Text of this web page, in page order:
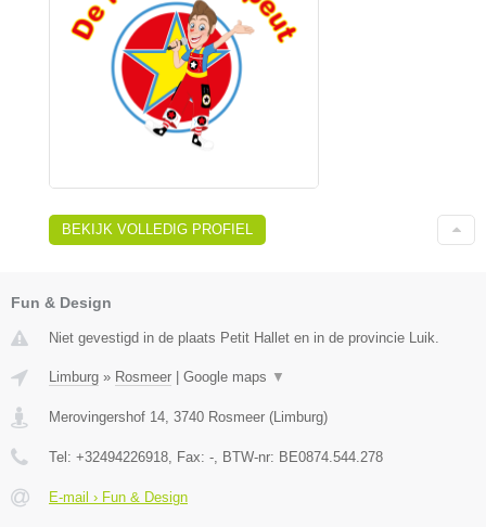
BEKIJK VOLLEDIG PROFIEL
Fun & Design
Niet gevestigd in de plaats Petit Hallet en in de provincie Luik.
Limburg » Rosmeer | Google maps ▼
Merovingershof 14 3740 Rosmeer (Limburg)
Tel: +32494226918 , Fax: - , BTW-nr: BE0874.544.278
E-mail › Fun & Design